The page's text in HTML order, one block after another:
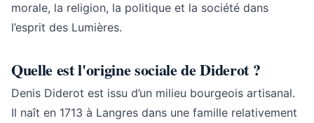
morale, la religion, la politique et la société dans
l’esprit des Lumières.
Quelle est l'origine sociale de Diderot ?
Denis Diderot est issu d’un milieu bourgeois artisanal.
Il naît en 1713 à Langres dans une famille relativement